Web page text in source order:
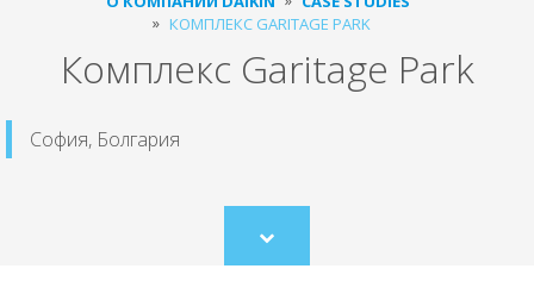
КОМПЛЕКС GARITAGE PARK
Комплекс Garitage Park
София, Болгария
Scroll
to